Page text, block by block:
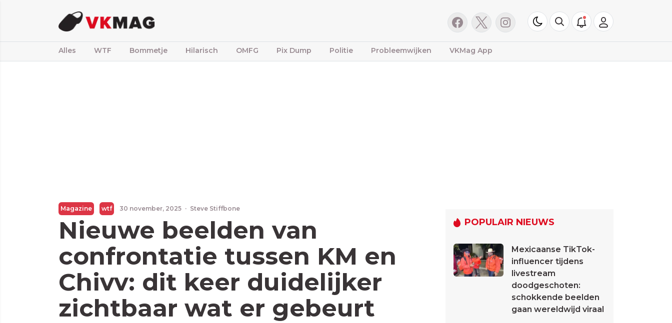
Alles WTF Bommetje Hilarisch OMFG Pix Dump Politie Probleemwijken VKMag App
Magazine wtf 30 november, 2025 · Steve Stiffbone
Nieuwe beelden van
confrontatie tussen KM en
Chivv: dit keer duidelijker
zichtbaar wat er gebeurt
POPULAIR NIEUWS
Mexicaanse TikTok-
influencer tijdens
livestream
doodgeschoten:
schokkende beelden
gaan wereldwijd viraal